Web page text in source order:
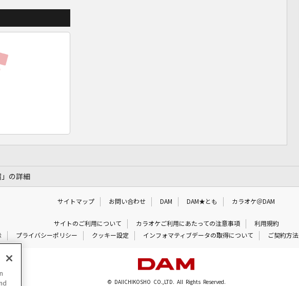
」の詳細
サイトマップ お問い合わせ DAM DAM★とも カラオケ＠DAM
サイトのご利用について カラオケご利用にあたっての注意事項
利用規約
プライバシーポリシー クッキー設定 インフォマティブデータの取得について ご契約方法
© DAIICHIKOSHO CO.,LTD. All Rights Reserved.